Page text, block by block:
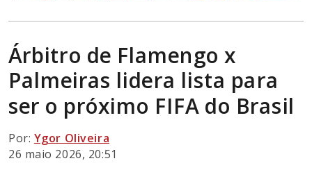
Árbitro de Flamengo x
Palmeiras lidera lista para
ser o próximo FIFA do Brasil
Por: Ygor Oliveira
26 maio 2026, 20:51